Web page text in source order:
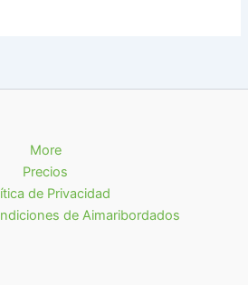
More
Precios
de Privacidad
de Aimaribordados